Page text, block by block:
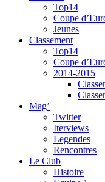
Top14
Coupe
Jeunes
Classement
Top14
Coupe
2014-2015
Mag’
Twitter
Iterviews
Legendes
Rencontres
Le Club
Histoire